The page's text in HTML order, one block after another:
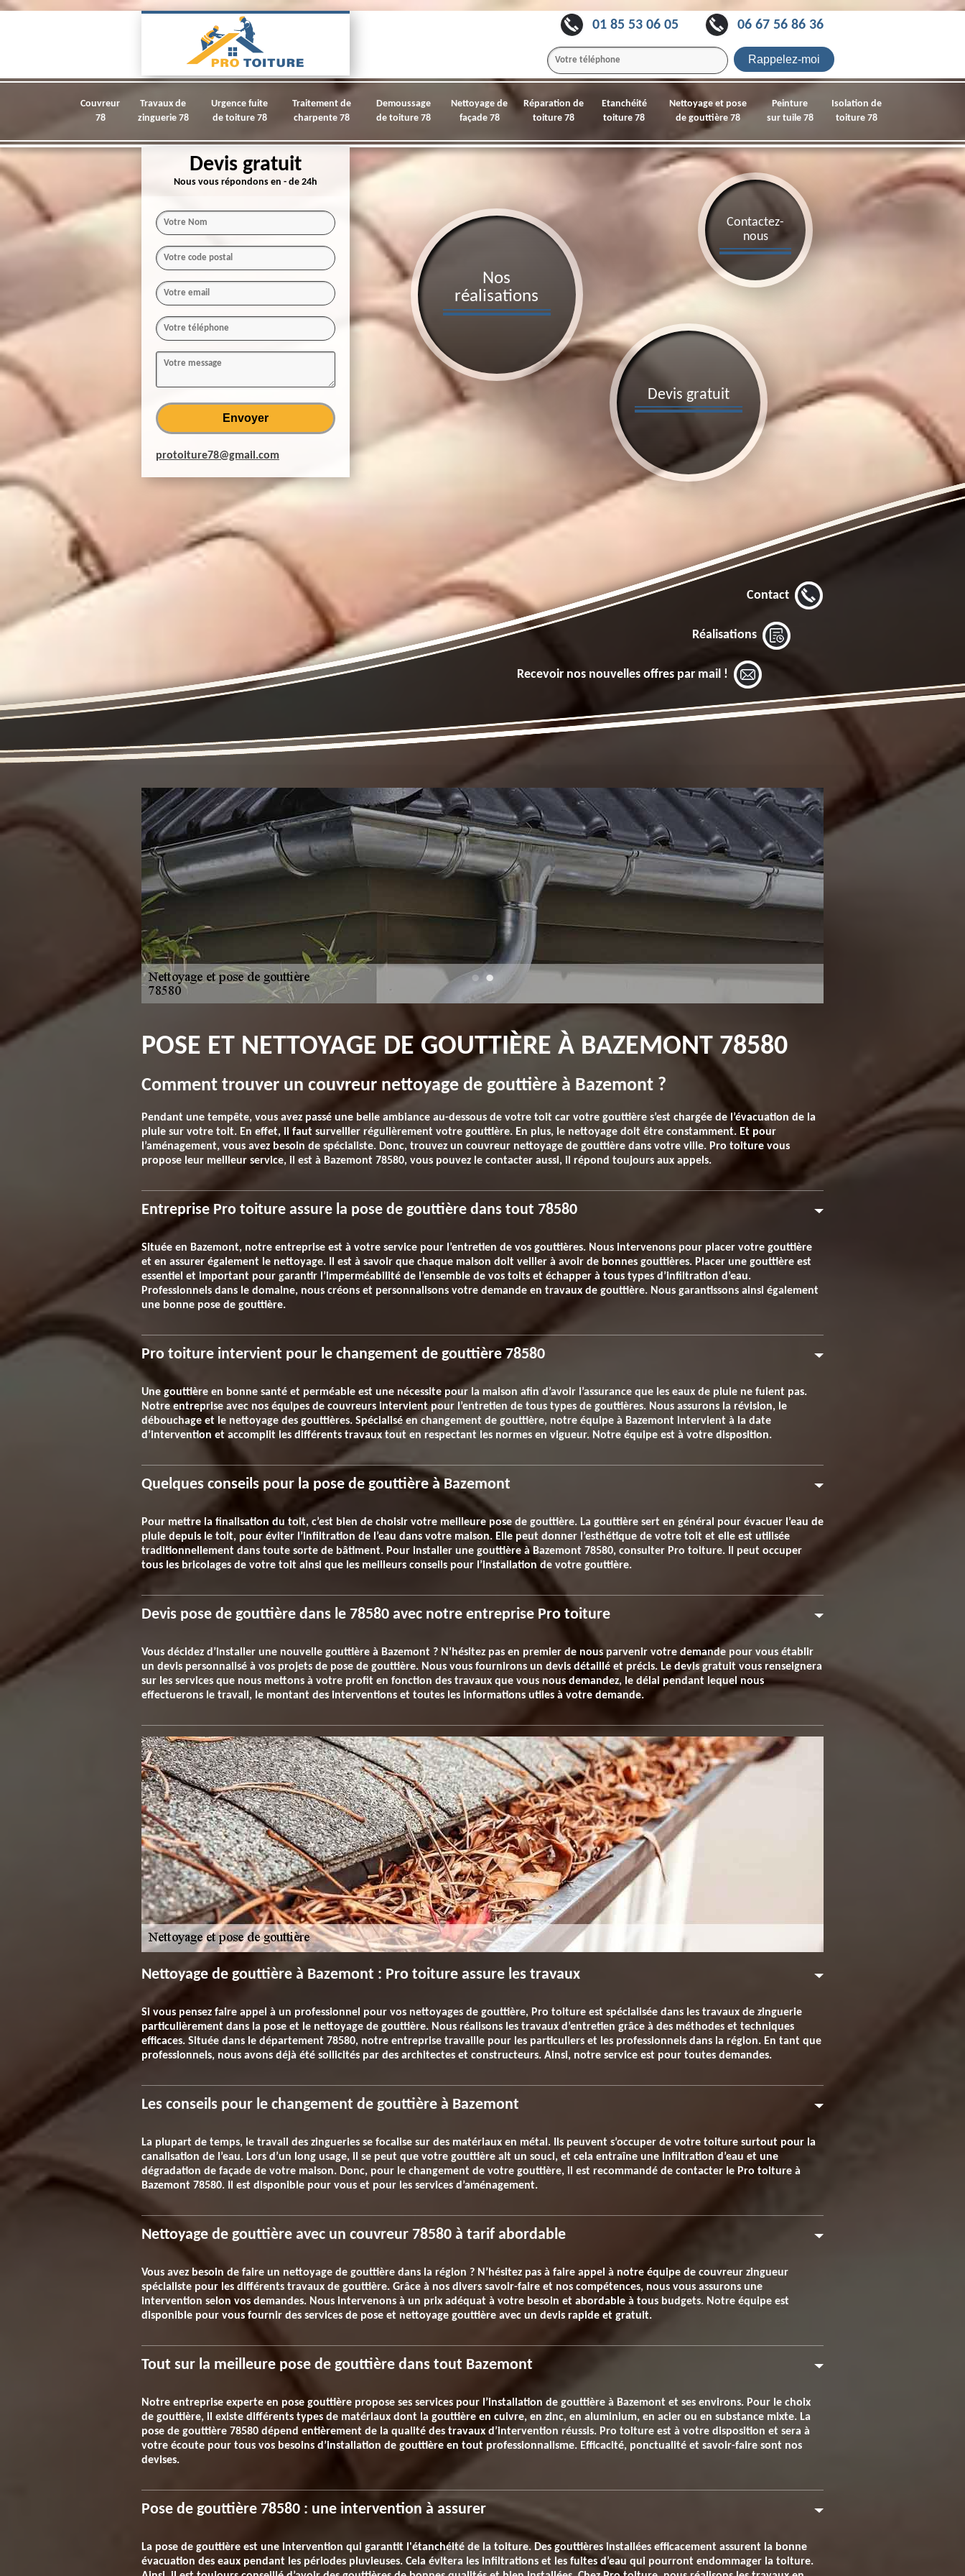
01 85 53 06 05 06 67 56 86 36
Couvreur
78
Travaux de
zinguerie 78
Urgence fuite
de toiture 78
Traitement de
charpente 78
Demoussage
de toiture 78
Nettoyage de
façade 78
Réparation de
toiture 78
Etanchéité
toiture 78
Nettoyage et pose
de gouttière 78
Peinture
sur tuile 78
Isolation de
toiture 78
Devis gratuit
Nous vous répondons en - de 24h
protoiture78@gmail.com
Devis gratuit
Contactez-
nous
Nos
réalisations
Contact
Réalisations
Recevoir nos nouvelles offres par mail !
POSE ET NETTOYAGE DE GOUTTIÈRE À BAZEMONT 78580
Comment trouver un couvreur nettoyage de gouttière à Bazemont ?
Pendant une tempête, vous avez passé une belle ambiance au-dessous de votre toit car votre gouttière s’est chargée de l’évacuation de la
pluie sur votre toit. En effet, il faut surveiller régulièrement votre gouttière. En plus, le nettoyage doit être constamment. Et pour
l’aménagement, vous avez besoin de spécialiste. Donc, trouvez un couvreur nettoyage de gouttière dans votre ville. Pro toiture vous
propose leur meilleur service, il est à Bazemont 78580, vous pouvez le contacter aussi, il répond toujours aux appels.
Entreprise Pro toiture assure la pose de gouttière dans tout 78580
Située en Bazemont, notre entreprise est à votre service pour l’entretien de vos gouttières. Nous intervenons pour placer votre gouttière
et en assurer également le nettoyage. Il est à savoir que chaque maison doit veiller à avoir de bonnes gouttières. Placer une gouttière est
essentiel et important pour garantir l’imperméabilité de l’ensemble de vos toits et échapper à tous types d’infiltration d’eau.
Professionnels dans le domaine, nous créons et personnalisons votre demande en travaux de gouttière. Nous garantissons ainsi également
une bonne pose de gouttière.
Pro toiture intervient pour le changement de gouttière 78580
Une gouttière en bonne santé et perméable est une nécessite pour la maison afin d’avoir l’assurance que les eaux de pluie ne fuient pas.
Notre entreprise avec nos équipes de couvreurs intervient pour l’entretien de tous types de gouttières. Nous assurons la révision, le
débouchage et le nettoyage des gouttières. Spécialisé en changement de gouttière, notre équipe à Bazemont intervient à la date
d’intervention et accomplit les différents travaux tout en respectant les normes en vigueur. Notre équipe est à votre disposition.
Quelques conseils pour la pose de gouttière à Bazemont
Pour mettre la finalisation du toit, c’est bien de choisir votre meilleure pose de gouttière. La gouttière sert en général pour évacuer l’eau de
pluie depuis le toit, pour éviter l’infiltration de l’eau dans votre maison. Elle peut donner l’esthétique de votre toit et elle est utilisée
traditionnellement dans toute sorte de bâtiment. Pour installer une gouttière à Bazemont 78580, consulter Pro toiture. Il peut occuper
tous les bricolages de votre toit ainsi que les meilleurs conseils pour l’installation de votre gouttière.
Devis pose de gouttière dans le 78580 avec notre entreprise Pro toiture
Vous décidez d’installer une nouvelle gouttière à Bazemont ? N’hésitez pas en premier de nous parvenir votre demande pour vous établir
un devis personnalisé à vos projets de pose de gouttière. Nous vous fournirons un devis détaillé et précis. Le devis gratuit vous renseignera
sur les services que nous mettons à votre profit en fonction des travaux que vous nous demandez, le délai pendant lequel nous
effectuerons le travail, le montant des interventions et toutes les informations utiles à votre demande.
Nettoyage de gouttière à Bazemont : Pro toiture assure les travaux
Si vous pensez faire appel à un professionnel pour vos nettoyages de gouttière, Pro toiture est spécialisée dans les travaux de zinguerie
particulièrement dans la pose et le nettoyage de gouttière. Nous réalisons les travaux d’entretien grâce à des méthodes et techniques
efficaces. Située dans le département 78580, notre entreprise travaille pour les particuliers et les professionnels dans la région. En tant que
professionnels, nous avons déjà été sollicités par des architectes et constructeurs. Ainsi, notre service est pour toutes demandes.
Les conseils pour le changement de gouttière à Bazemont
La plupart de temps, le travail des zingueries se focalise sur des matériaux en métal. Ils peuvent s’occuper de votre toiture surtout pour la
canalisation de l’eau. Lors d’un long usage, il se peut que votre gouttière ait un souci, et cela entraîne une infiltration d’eau et une
dégradation de façade de votre maison. Donc, pour le changement de votre gouttière, il est recommandé de contacter le Pro toiture à
Bazemont 78580. Il est disponible pour vous et pour les services d’aménagement.
Nettoyage de gouttière avec un couvreur 78580 à tarif abordable
Vous avez besoin de faire un nettoyage de gouttière dans la région ? N’hésitez pas à faire appel à notre équipe de couvreur zingueur
spécialiste pour les différents travaux de gouttière. Grâce à nos divers savoir-faire et nos compétences, nous vous assurons une
intervention selon vos demandes. Nous intervenons à un prix adéquat à votre besoin et abordable à tous budgets. Notre équipe est
disponible pour vous fournir des services de pose et nettoyage gouttière avec un devis rapide et gratuit.
Tout sur la meilleure pose de gouttière dans tout Bazemont
Notre entreprise experte en pose gouttière propose ses services pour l’installation de gouttière à Bazemont et ses environs. Pour le choix
de gouttière, il existe différents types de matériaux dont la gouttière en cuivre, en zinc, en aluminium, en acier ou en substance mixte. La
pose de gouttière 78580 dépend entièrement de la qualité des travaux d’intervention réussis. Pro toiture est à votre disposition et sera à
votre écoute pour tous vos besoins d’installation de gouttière en tout professionnalisme. Efficacité, ponctualité et savoir-faire sont nos
devises.
Pose de gouttière 78580 : une intervention à assurer
La pose de gouttière est une intervention qui garantit l'étanchéité de la toiture. Des gouttières installées efficacement assurent la bonne
évacuation des eaux pendant les périodes pluvieuses. Cela évitera les infiltrations et les fuites d’eau qui pourront endommager la toiture.